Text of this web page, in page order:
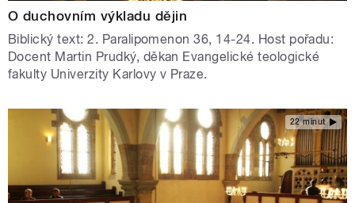
O duchovním výkladu dějin
Biblický text: 2. Paralipomenon 36, 14-24. Host pořadu:
Docent Martin Prudký, děkan Evangelické teologické
fakulty Univerzity Karlovy v Praze.
22 minut